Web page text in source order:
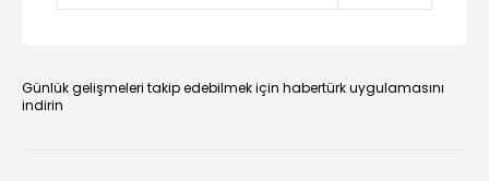
Günlük gelişmeleri takip edebilmek için habertürk uygulamasını
indirin